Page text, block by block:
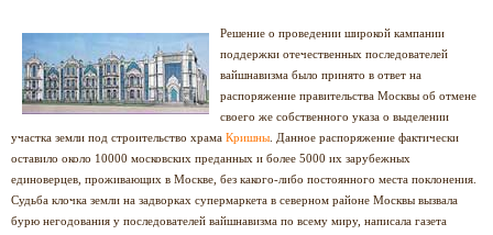
Решение о проведении широкой кампании
поддержки отечественных последователей
вайшнавизма было принято в ответ на
распоряжение правительства Москвы об отмене
своего же собственного указа о выделении
участка земли под строительство храма Кришны . Данное распоряжение фактически
оставило около 10000 московских преданных и более 5000 их зарубежных
единоверцев, проживающих в Москве, без какого-либо постоянного места поклонения.
Судьба клочка земли на задворках супермаркета в северном районе Москвы вызвала
бурю негодования у последователей вайшнавизма по всему миру, написала газета